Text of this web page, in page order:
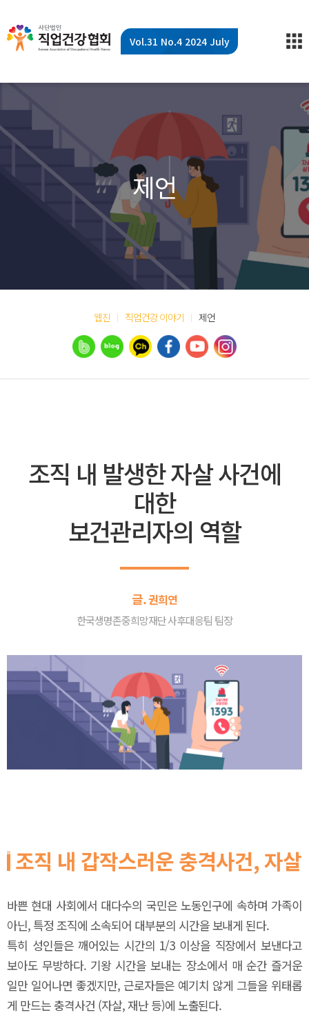
Vol.31 No.4 2024 July
제언
웹진 직업건강 이야기 제언
조직 내 발생한 자살 사건에
대한
보건관리자의 역할
글.권희연
한국생명존중희망재단 사후대응팀 팀장
조직 내 갑작스러운 충격사건, 자살
바쁜 현대 사회에서 대다수의 국민은 노동인구에 속하며 가족이
아닌, 특정 조직에 소속되어 대부분의 시간을 보내게 된다.
특히 성인들은 깨어있는 시간의 1/3 이상을 직장에서 보낸다고
보아도 무방하다. 기왕 시간을 보내는 장소에서 매 순간 즐거운
일만 일어나면 좋겠지만, 근로자들은 예기치 않게 그들을 위태롭
게 만드는 충격사건 (자살, 재난 등)에 노출된다.